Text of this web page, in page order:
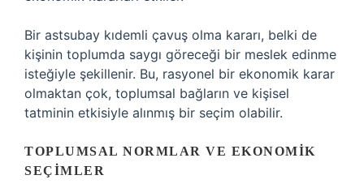
Bir astsubay kıdemli çavuş olma kararı, belki de
kişinin toplumda saygı göreceği bir meslek edinme
isteğiyle şekillenir. Bu, rasyonel bir ekonomik karar
olmaktan çok, toplumsal bağların ve kişisel
tatminin etkisiyle alınmış bir seçim olabilir.
TOPLUMSAL NORMLAR VE EKONOMIK
SEÇIMLER